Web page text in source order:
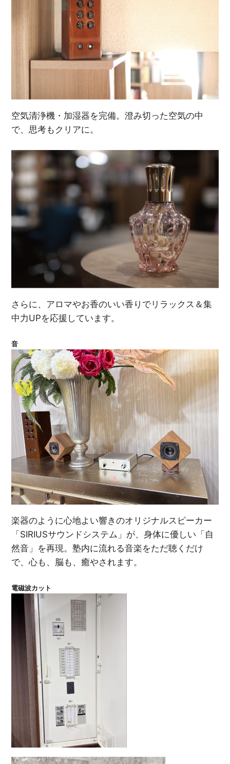
空気清浄機・加湿器を完備。澄み切った空気の中
で、思考もクリアに。
さらに、アロマやお香のいい香りでリラックス＆集
中力UPを応援しています。
音
楽器のように心地よい響きのオリジナルスピーカー
「SIRIUSサウンドシステム」が、身体に優しい「自
然音」を再現。塾内に流れる音楽をただ聴くだけ
で、心も、脳も、癒やされます。
電磁波カット